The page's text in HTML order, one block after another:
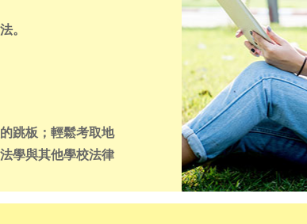
。
跳板；輕鬆考取地
學與其他學校法律